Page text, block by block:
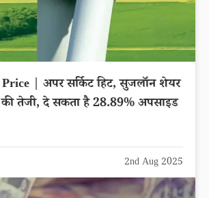
| अपर सर्किट हिट, सुजलॉन शेयर
तेजी, दे सकता है 28.89% अपसाइड
2nd Aug 2025